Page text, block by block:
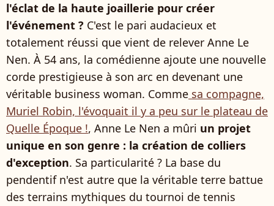
l'éclat de la haute joaillerie pour créer
l'événement ? C'est le pari audacieux et
totalement réussi que vient de relever Anne Le
Nen. À 54 ans, la comédienne ajoute une nouvelle
corde prestigieuse à son arc en devenant une
véritable business woman. Comme sa compagne,
Muriel Robin, l'évoquait il y a peu sur le plateau de
Quelle Époque !, Anne Le Nen a mûri un projet
unique en son genre : la création de colliers
d'exception. Sa particularité ? La base du
pendentif n'est autre que la véritable terre battue
des terrains mythiques du tournoi de tennis